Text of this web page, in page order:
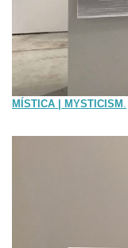
MÍSTICA | MYSTICISM .